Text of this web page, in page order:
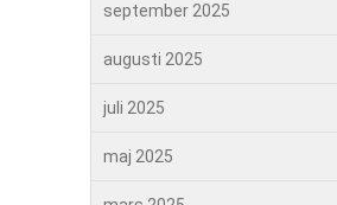
september 2025
augusti 2025
juli 2025
maj 2025